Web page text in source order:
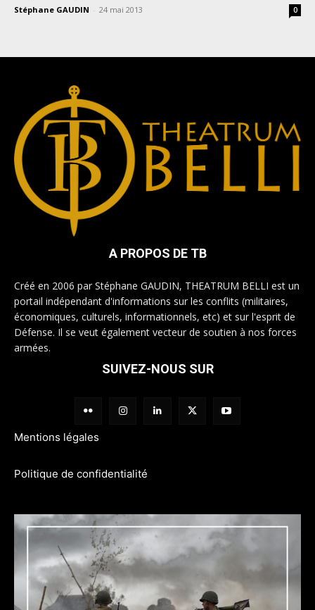
Stéphane GAUDIN - 24 mai 2013 0
A PROPOS DE TB
Créé en 2006 par Stéphane GAUDIN, THEATRUM BELLI est un
portail indépendant d'informations sur les conflits (militaires,
économiques, culturels, informationnels, etc) et sur l'esprit de
Défense. Il se veut également vecteur de soutien à nos forces
armées.
SUIVEZ-NOUS SUR
Mentions légales
Politique de confidentialité